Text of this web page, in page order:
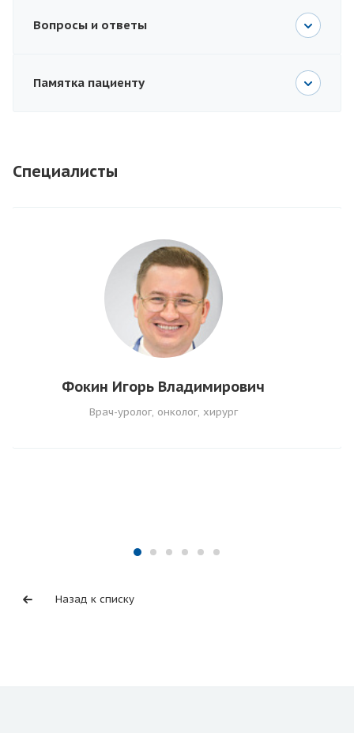
Вопросы и ответы
Памятка пациенту
Специалисты
Фокин Игорь Владимирович
Врач-уролог, онколог, хирург
Назад к списку